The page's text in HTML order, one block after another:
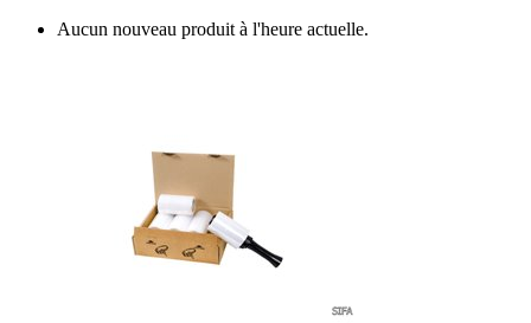
Aucun nouveau produit à l'heure actuelle.